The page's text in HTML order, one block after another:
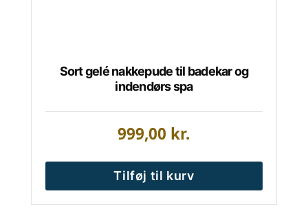
Sort gelé nakkepude til badekar og
indendørs spa
999,00 kr.
Tilføj til kurv